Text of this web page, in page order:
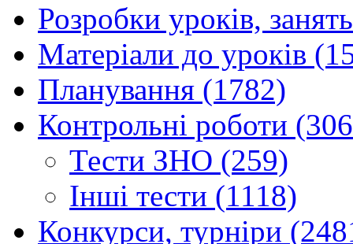
Розробки уроків,
Матеріали до уроків
Планування (1782)
Контрольні роботи
Тести ЗНО (259)
Інші тести (1118)
Конкурси, турніри